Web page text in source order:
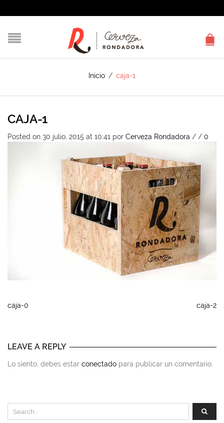
Inicio / caja-1
CAJA-1
Posted on 30 julio, 2015 at 10:41 por Cerveza Rondadora / / 0
caja-0 caja-2
LEAVE A REPLY
Lo siento, debes estar conectado para publicar un comentario.